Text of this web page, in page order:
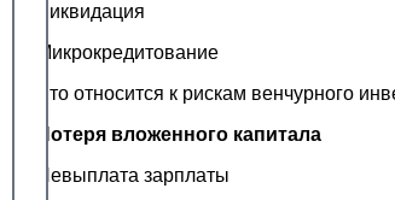
Ликвидация
Микрокредитование
Что относится к рискам венчурного
Потеря вложенного капитала
Невыплата зарплаты